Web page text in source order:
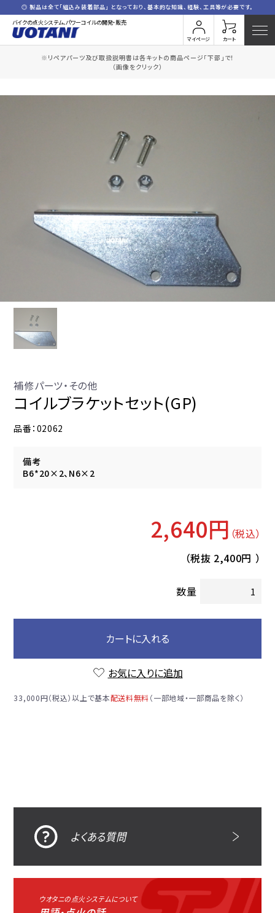
バイクの点火システム、パワーコイルの開発・販売
マイページ カート
◎ 製品は全て「組込み装着部品」 となっており、基本的な知識、経験、工具等が必要です。
※リペアパーツ及び取扱説明書は各キットの商品ページ「下部」で！
（画像をクリック）
全商品一覧 コイルブラケットセット(GP)
補修パーツ・その他
コイルブラケットセット(GP)
品番：02062
備考
B6*20×2、N6×2
2,640円 （税込）
（税抜 2,400円 ）
数量
カートに入れる
お気に入りに追加
33,000円（税込）以上で基本配送料無料（一部地域・一部商品を除く）
よくある質問
ウオタニの点火システムについて